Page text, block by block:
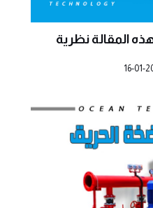
المقالة نظرية